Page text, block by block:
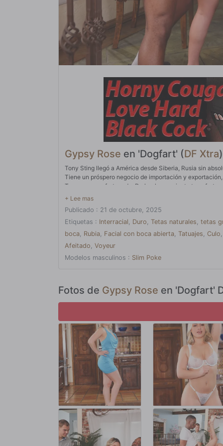
Gypsy Rose en 'Dogfart' (DF Xtra)
Tony Sting llegó a América desde Siberia, Rusia sin
Tiene un próspero negocio de importación y
Tony es muy afortunado. De hecho, se siente tan
tesoro: el coño mágico de su esposa. Es tan buena en
pantalón enorme y cuando la suelta, la mujer está
babeando como una zorra feliz, está en el paraíso de
túnel de placer goteante. Joder, esto es un coño de la
para deleite de su marido ruso Tony, que sonríe y
Publicado : 21 de octubre, 2025
Etiquetas : Interracial, Duro, Tetas naturales, tetas
boca, Rubia, Facial con boca abierta, Tatuajes, Culo,
Afeitado, Voyeur
Modelos masculinos : Slim Poke
Fotos de Gypsy Rose en 'Dogfart'